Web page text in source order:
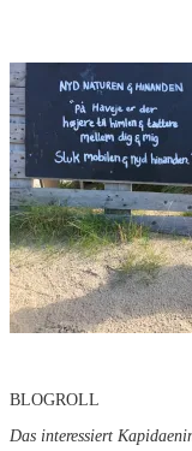
BLOGROLL
Das interessiert